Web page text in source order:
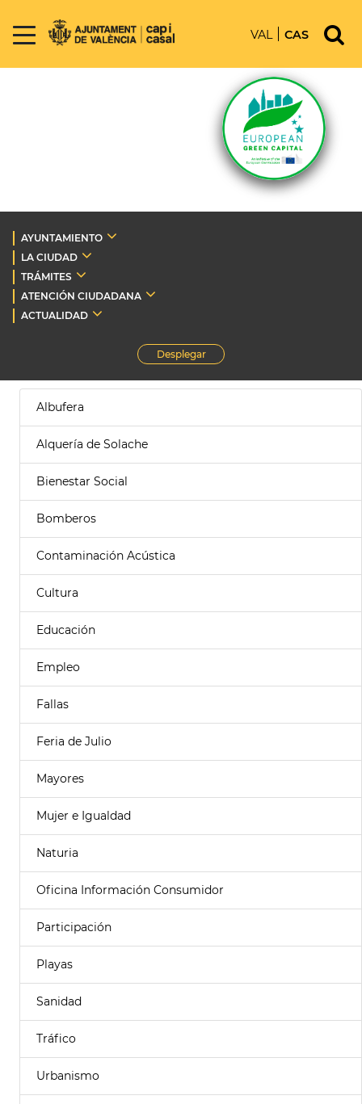
VAL CAS
AYUNTAMIENTO
LA CIUDAD
TRÁMITES
ATENCIÓN CIUDADANA
ACTUALIDAD
Desplegar
Albufera
Alquería de Solache
Bienestar Social
Bomberos
Contaminación Acústica
Cultura
Educación
Empleo
Fallas
Feria de Julio
Mayores
Mujer e Igualdad
Naturia
Oficina Información Consumidor
Participación
Playas
Sanidad
Tráfico
Urbanismo